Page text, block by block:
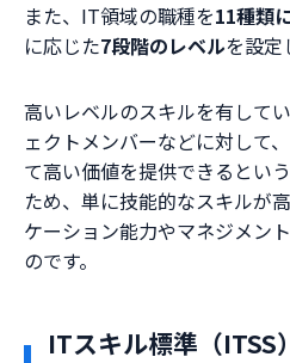
また、IT領域の職種を11種類
に応じた7段階のレベルを設定
高いレベルのスキルを有して
ェクトメンバーなどに対して
て高い価値を提供できるとい
ため、単に技能的なスキルが
ケーション能力やマネジメン
のです。
ITスキル標準（ITSS